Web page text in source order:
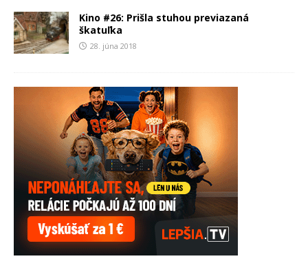
Kino #26: Prišla stuhou previazaná
škatuľka
28. júna 2018